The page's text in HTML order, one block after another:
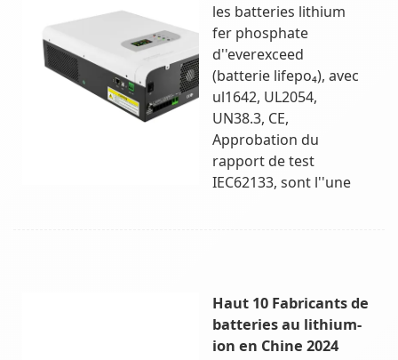
les batteries lithium
fer phosphate
d''everexceed
(batterie lifepo₄), avec
ul1642, UL2054,
UN38.3, CE,
Approbation du
rapport de test
IEC62133, sont l''une
Haut 10 Fabricants de
batteries au lithium-
ion en Chine 2024